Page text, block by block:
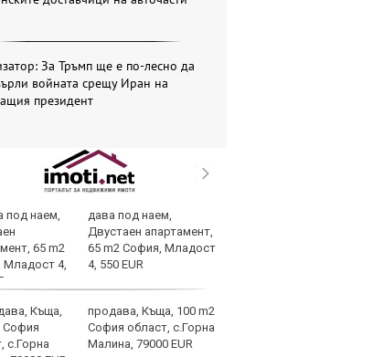
За Тръмп ще е по-лесно да
войната срещу Иран на
президент
дава под наем,
Двустаен апартамент,
65 m2 София, Младост
4, 550 EUR
продава, Къща, 100 m2
София област, с.Горна
Малина, 79000 EUR